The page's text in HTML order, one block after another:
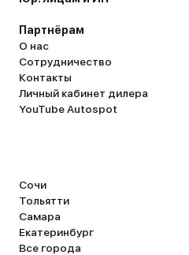
Партнёрам
О нас
Сотрудничество
Контакты
Личный кабинет дилера
YouTube Autospot
Сочи
Тольятти
Самара
Екатеринбург
Все города